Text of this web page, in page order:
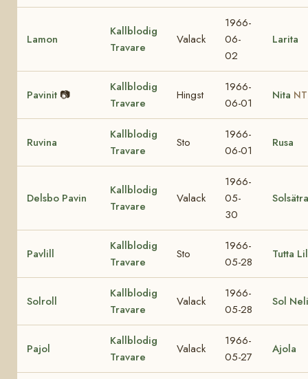
Lamon
Kallblodig
Travare
Valack
1966-
06-
02
Larita
Pavinit 📷
Kallblodig
Travare
Hingst
1966-
06-01
Nita
Ruvina
Kallblodig
Travare
Sto
1966-
06-01
Rusa
Delsbo Pavin
Kallblodig
Travare
Valack
1966-
05-
30
Solsätra
Pavlill
Kallblodig
Travare
Sto
1966-
05-28
Tutta
Solroll
Kallblodig
Travare
Valack
1966-
05-28
Sol Neli
Pajol
Kallblodig
Travare
Valack
1966-
05-27
Ajola